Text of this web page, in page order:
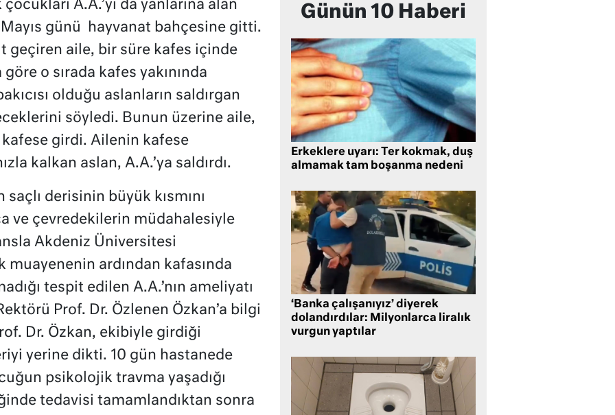
A.A.’yı da yanlarına alan
Mayıs günü hayvanat bahçesine gitti.
geçiren aile, bir süre kafes içinde
o sırada kafes yakınında
olduğu aslanların saldırgan
söyledi. Bunun üzerine aile,
girdi. Ailenin kafese
kalkan aslan, A.A.’ya saldırdı.
saçlı derisinin büyük kısmını
ve çevredekilerin müdahalesiyle
Akdeniz Üniversitesi
muayenenin ardından kafasında
tespit edilen A.A.’nın ameliyatı
Prof. Dr. Özlenen Özkan’a bilgi
Dr. Özkan, ekibiyle girdiği
yerine dikti. 10 gün hastanede
psikolojik travma yaşadığı
tedavisi tamamlandıktan sonra
Günün 10 Haberi
Erkeklere uyarı: Ter kokmak, duş
almamak tam boşanma nedeni
‘Banka çalışanıyız’ diyerek
dolandırdılar: Milyonlarca liralık
vurgun yaptılar